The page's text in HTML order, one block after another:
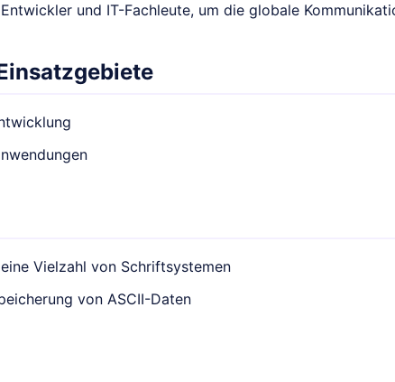
und IT-Fachleute, um die globale
Vielzahl von Schriftsystemen
von ASCII-Daten